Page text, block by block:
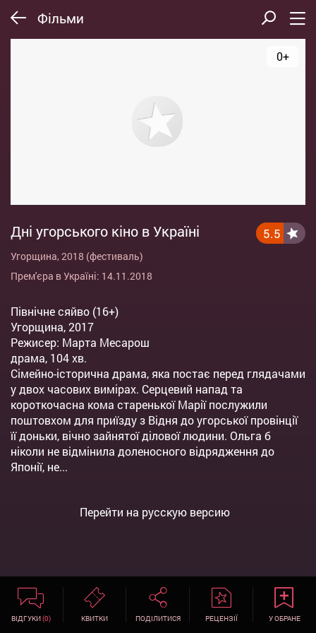
Фільми
0+
Дні угорського кіно в Україні
Угорщина, 2018 (фестиваль)
Прем'єра в Україні: 14.11.2018
5.5
Північне сяйво (16+)
Угорщина, 2017
Режисер: Марта Месарош
драма, 104 хв.
Сімейно-історична драма, яка постає перед глядачами
у двох часових вимірах. Серцевий напад та
короткочасна кома старенької Марії послужили
поштовхом для приїзду з Відня до угорської провінції
її доньки, вічно зайнятої ділової людини. Ольга б
ніколи не відмінила доленосного відрядження до
Японії, не...
Перейти на русскую версию
ВІДГУКИ(0) КВИТКИ ПОДІЛИТИСЯ РЕЦЕНЗІЇ У ОБРАНЕ